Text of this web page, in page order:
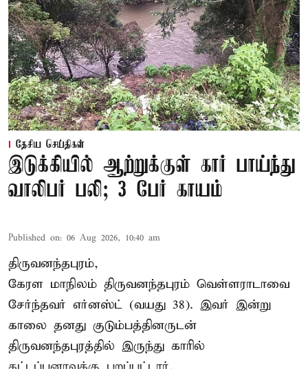
தேசிய செய்திகள்
இடுக்கியில் ஆற்றுக்குள் கார் பாய்ந்து
வாலிபர் பலி; 3 பேர் காயம்
Published on: 06 Aug 2026, 10:40 am
திருவனந்தபுரம்,
கேரள மாநிலம் திருவனந்தபுரம் வெள்ளராடாவை
சேர்ந்தவர் எர்னஸ்ட் (வயது 38). இவர் இன்று
காலை தனது குடும்பத்தினருடன்
திருவனந்தபுரத்தில் இருந்து காரில்